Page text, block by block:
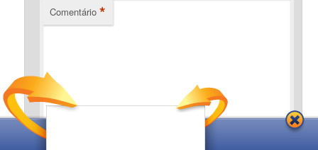
Comentário *